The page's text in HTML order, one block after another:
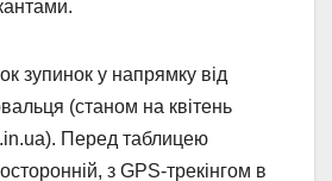
зупинок у напрямку від
(станом на квітень
Перед таблицею
з GPS-трекінгом в